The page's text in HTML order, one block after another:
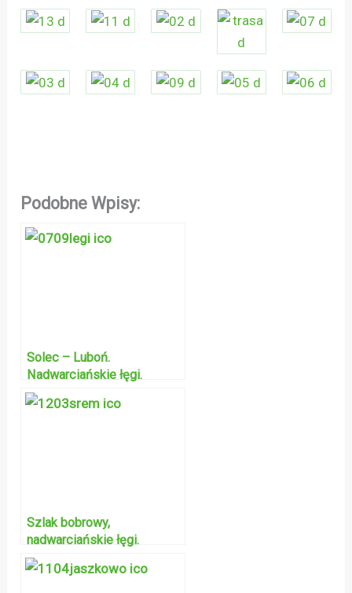
Podobne Wpisy:
Solec – Luboń.
Nadwarciańskie łęgi.
Szlak bobrowy,
nadwarciańskie łęgi.